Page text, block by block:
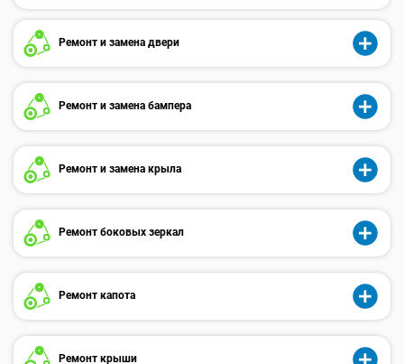
Ремонт и замена двери
Ремонт и замена бампера
Ремонт и замена крыла
Ремонт боковых зеркал
Ремонт капота
Ремонт крыши